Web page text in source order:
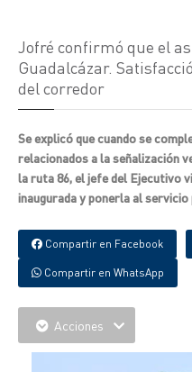
Jofré confirmó que el
Guadalcázar.
del corredor
Se explicó que cuando se
relacionados a la señalización
la ruta 86, el jefe del Ejecutivo
inaugurada y ponerla al servicio
Compartir en Facebook
Compartir en WhatsApp
Acciones